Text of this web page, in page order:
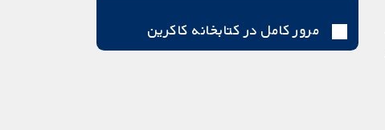
مرور کامل در کتابخانه کاکرین